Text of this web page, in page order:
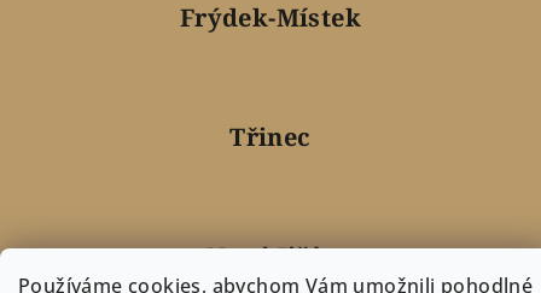
Používáme cookies, abychom Vám umožnili pohodlné
Frýdek-Místek
Třinec
Nový Jičín